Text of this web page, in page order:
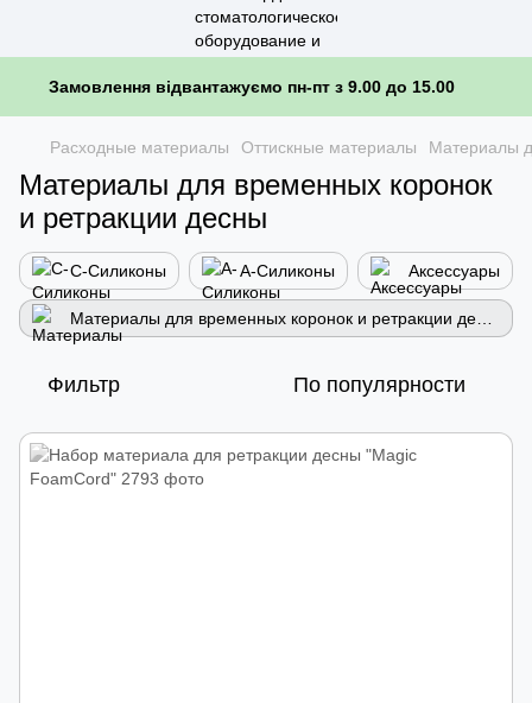
Замовлення відвантажуємо пн-пт з 9.00 до 15.00
Расходные материалы Оттискные материалы Материалы
Материалы для временных коронок
и ретракции десны
С-Силиконы А-Силиконы Аксессуары
Фильтр По популярности